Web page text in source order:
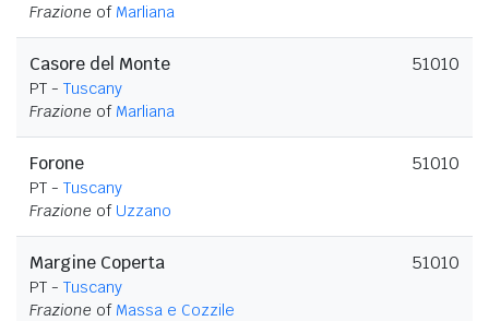
Frazione of Marliana
Casore del Monte
PT - Tuscany
Frazione of Marliana
51010
Forone
PT - Tuscany
Frazione of Uzzano
51010
Margine Coperta
PT - Tuscany
Frazione of Massa e Cozzile
51010